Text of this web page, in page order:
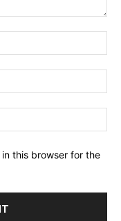
this browser for the